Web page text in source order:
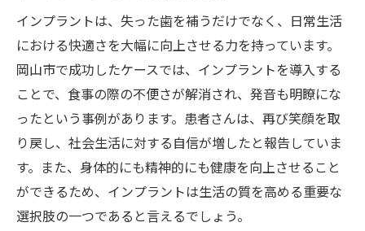
インプラントは、失った歯を補うだけでなく、日常生活
における快適さを大幅に向上させる力を持っています。
岡山市で成功したケースでは、インプラントを導入する
ことで、食事の際の不便さが解消され、発音も明瞭にな
ったという事例があります。患者さんは、再び笑顔を取
り戻し、社会生活に対する自信が増したと報告していま
す。また、身体的にも精神的にも健康を向上させること
ができるため、インプラントは生活の質を高める重要な
選択肢の一つであると言えるでしょう。